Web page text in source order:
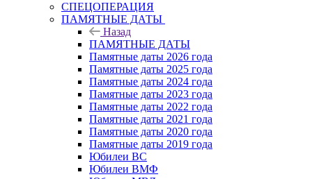
СПЕЦОПЕРАЦИЯ
ПАМЯТНЫЕ ДАТЫ
Назад
ПАМЯТНЫЕ ДАТЫ
Памятные даты 2026 года
Памятные даты 2025 года
Памятные даты 2024 года
Памятные даты 2023 года
Памятные даты 2022 года
Памятные даты 2021 года
Памятные даты 2020 года
Памятные даты 2019 года
Юбилеи ВС
Юбилеи ВМФ